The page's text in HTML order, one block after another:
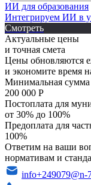
ИИ для образования
Интегрируем ИИ в
Смотреть
Актуальные цены
и точная смета
Цены обновляются
и экономите время
Минимальная сумма
200 000 Р
Постоплата для
от 30% до 100%
Предоплата для
100%
Ответим на ваши
нормативам и
info+249079@n-